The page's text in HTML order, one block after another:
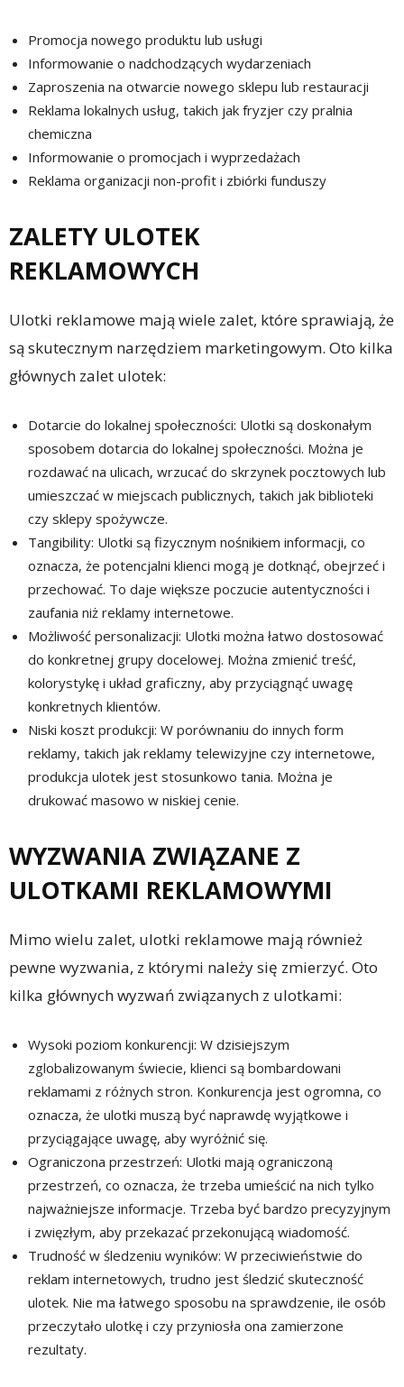
Promocja nowego produktu lub usługi
Informowanie o nadchodzących wydarzeniach
Zaproszenia na otwarcie nowego sklepu lub restauracji
Reklama lokalnych usług, takich jak fryzjer czy pralnia
chemiczna
Informowanie o promocjach i wyprzedażach
Reklama organizacji non-profit i zbiórki funduszy
ZALETY ULOTEK
REKLAMOWYCH
Ulotki reklamowe mają wiele zalet, które sprawiają, że
są skutecznym narzędziem marketingowym. Oto kilka
głównych zalet ulotek:
Dotarcie do lokalnej społeczności: Ulotki są doskonałym
sposobem dotarcia do lokalnej społeczności. Można je
rozdawać na ulicach, wrzucać do skrzynek pocztowych lub
umieszczać w miejscach publicznych, takich jak biblioteki
czy sklepy spożywcze.
Tangibility: Ulotki są fizycznym nośnikiem informacji, co
oznacza, że potencjalni klienci mogą je dotknąć, obejrzeć i
przechować. To daje większe poczucie autentyczności i
zaufania niż reklamy internetowe.
Możliwość personalizacji: Ulotki można łatwo dostosować
do konkretnej grupy docelowej. Można zmienić treść,
kolorystykę i układ graficzny, aby przyciągnąć uwagę
konkretnych klientów.
Niski koszt produkcji: W porównaniu do innych form
reklamy, takich jak reklamy telewizyjne czy internetowe,
produkcja ulotek jest stosunkowo tania. Można je
drukować masowo w niskiej cenie.
WYZWANIA ZWIĄZANE Z
ULOTKAMI REKLAMOWYMI
Mimo wielu zalet, ulotki reklamowe mają również
pewne wyzwania, z którymi należy się zmierzyć. Oto
kilka głównych wyzwań związanych z ulotkami:
Wysoki poziom konkurencji: W dzisiejszym
zglobalizowanym świecie, klienci są bombardowani
reklamami z różnych stron. Konkurencja jest ogromna, co
oznacza, że ulotki muszą być naprawdę wyjątkowe i
przyciągające uwagę, aby wyróżnić się.
Ograniczona przestrzeń: Ulotki mają ograniczoną
przestrzeń, co oznacza, że trzeba umieścić na nich tylko
najważniejsze informacje. Trzeba być bardzo precyzyjnym
i zwięzłym, aby przekazać przekonującą wiadomość.
Trudność w śledzeniu wyników: W przeciwieństwie do
reklam internetowych, trudno jest śledzić skuteczność
ulotek. Nie ma łatwego sposobu na sprawdzenie, ile osób
przeczytało ulotkę i czy przyniosła ona zamierzone
rezultaty.